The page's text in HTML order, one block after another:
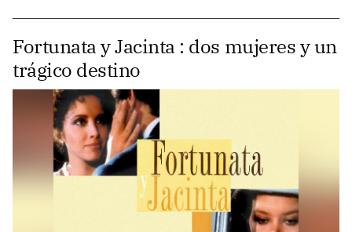
Fortunata y Jacinta : dos mujeres y un
trágico destino